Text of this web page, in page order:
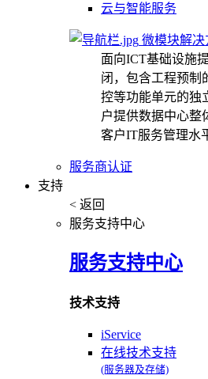
云与智能服务
微模块解决
面向ICT基础设施
闭，包含工程预制
控等功能单元的独
户提供数据中心整
客户IT服务管理水
服务商认证
支持
< 返回
服务支持中心
服务支持中心
技术支持
iService
在线技术支持
(服务器及存储)